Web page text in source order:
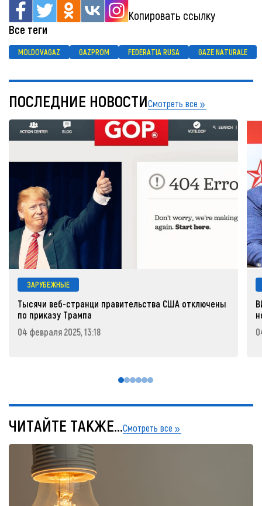
Копировать ссылку
Все теги
MOLDOVAGAZ GAZPROM FEDERATIA RUSA GAZE NATURALE
ПОСЛЕДНИЕ НОВОСТИСмотреть все
ЗАРУБЕЖНЫЕ
Тысячи веб-странци правительства США отключены
по приказу Трампа
04 февраля 2025, 13:18
ЧИТАЙТЕ ТАКЖЕ...Смотреть все